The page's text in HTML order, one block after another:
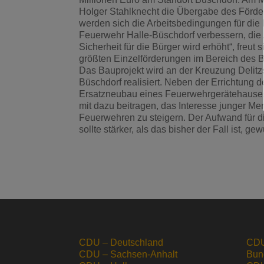
Holger Stahlknecht die Übergabe des
werden sich die Arbeitsbedingungen für
Feuerwehr Halle-Büschdorf verbessern,
Sicherheit für die Bürger wird erhöht“, freut
größten Einzelförderungen im Bereich des
Das Bauprojekt wird an der Kreuzung
Büschdorf realisiert. Neben der Errichtung
Ersatzneubau eines
mit dazu beitragen, das Interesse junger
Feuerwehren zu steigern. Der Aufwand für
sollte stärker, als das bisher der Fall ist,
CDU – Deutschland
CDU – Sachsen-Anhalt